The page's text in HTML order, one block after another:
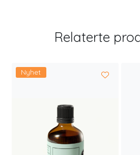
Relaterte
Nyhet